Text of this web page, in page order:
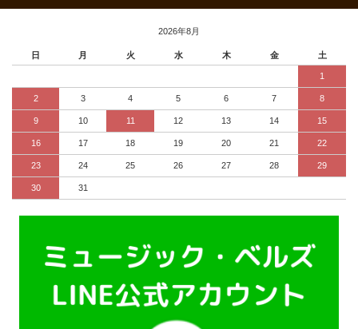
2026年8月
日 月 火 水 木 金 土
1
2 3 4 5 6 7 8
9 10 11 12 13 14 15
16 17 18 19 20 21 22
23 24 25 26 27 28 29
30 31